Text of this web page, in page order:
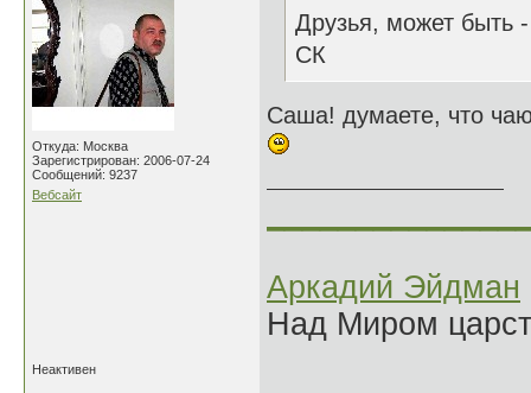
Откуда: Москва
Зарегистрирован: 2006-07-24
Сообщений: 9237
Вебсайт
Друзья, может быть
СК
Саша! думаете, что
Аркадий Эйдман
Над Миром
Неактивен